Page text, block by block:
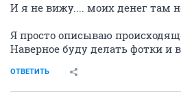
И я не вижу.... моих денег там
Я просто описываю
Наверное буду делать фотки и
ОТВЕТИТЬ